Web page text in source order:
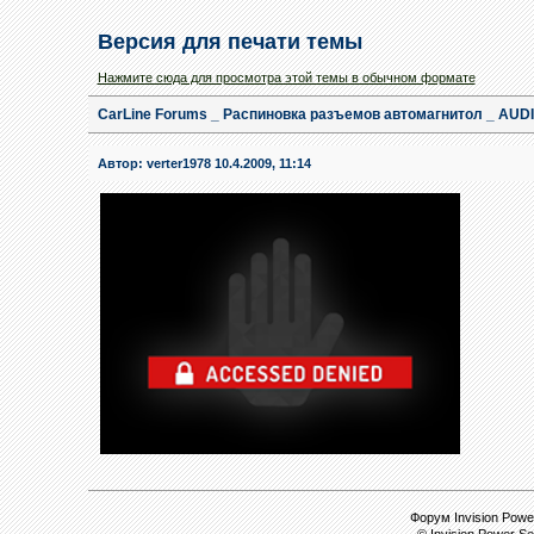
Версия для печати темы
Нажмите сюда для просмотра этой темы в обычном формате
CarLine Forums _ Распиновка разъемов автомагнитол _
Автор: verter197810.4.2009, 11:14
Форум Invision